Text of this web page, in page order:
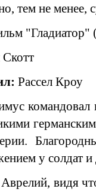
тем не
"Гладиатор"
Рассел Кроу
у солдат и
видя